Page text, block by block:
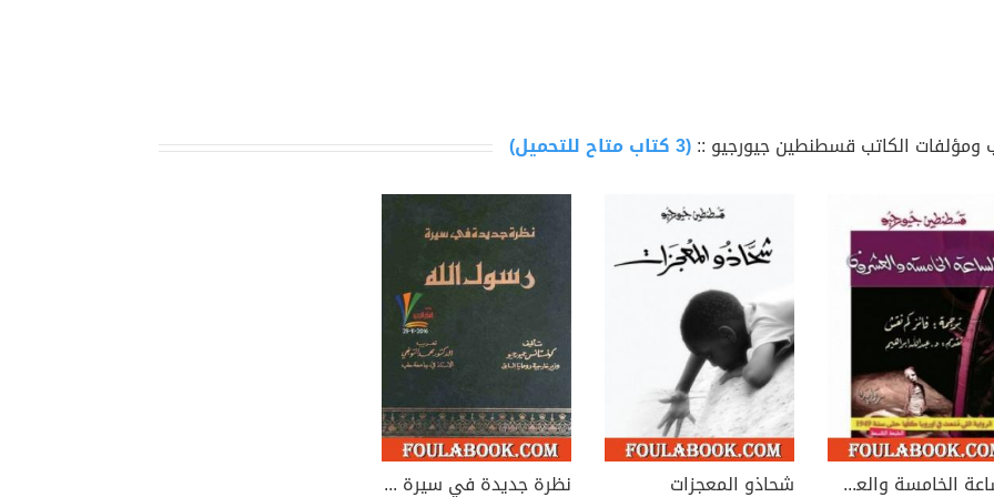
ومؤلفات الكاتب قسطنطين جيورجيو ::(3 كتاب متاح للتحميل)
الساعة الخامسة والعشرون شحاذو المعجزات نظرة جديدة في سيرة رسول الله